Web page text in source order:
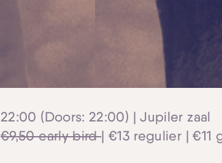
22:00 (Doors: 22:00) | Jupiler zaal
€9,50 early bird| €13 regulier | €11